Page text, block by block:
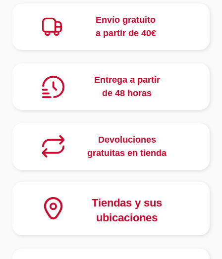
Envío gratuito
a partir de 40€
Entrega a partir
de 48 horas
Devoluciones
gratuitas en tienda
Tiendas y sus
ubicaciones